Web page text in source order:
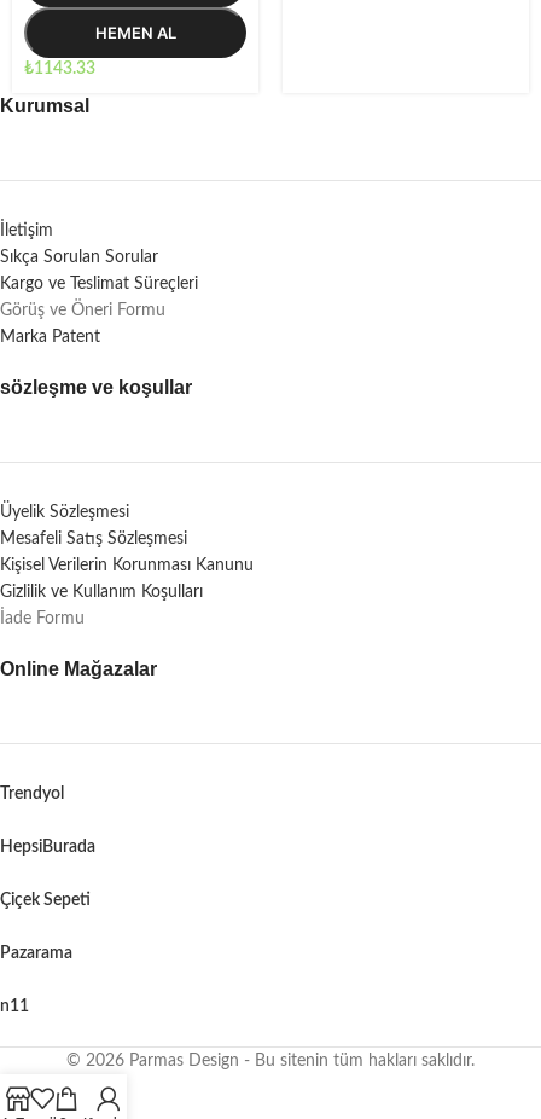
HEMEN AL
₺1143.33
Kurumsal
İletişim
Sıkça Sorulan Sorular
Kargo ve Teslimat Süreçleri
Görüş ve Öneri Formu
Marka Patent
sözleşme ve koşullar
Üyelik Sözleşmesi
Mesafeli Satış Sözleşmesi
Kişisel Verilerin Korunması Kanunu
Gizlilik ve Kullanım Koşulları
İade Formu
Online Mağazalar
Trendyol
HepsiBurada
Çiçek Sepeti
Pazarama
n11
© 2026 Parmas Design - Bu sitenin tüm hakları saklıdır.
When autocomplete results are available use up and down arrows to